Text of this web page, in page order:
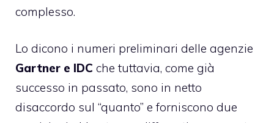
complesso.
Lo dicono i numeri preliminari delle agenzie
Gartner e IDC che tuttavia, come già
successo in passato, sono in netto
disaccordo sul “quanto” e forniscono due